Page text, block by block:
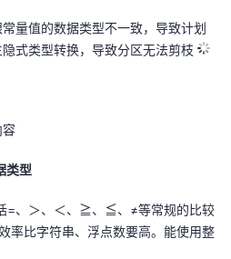
量值的数据类型不一致，导致计划
式类型转换，导致分区无法剪枝
容
类型
=、＞、＜、≧、≦、≠等常规的比较
率比字符串、浮点数要高。能使用整